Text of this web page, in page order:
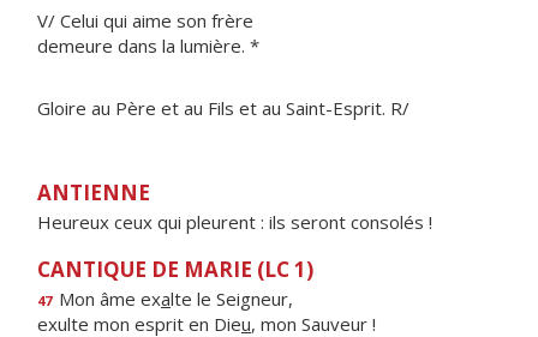
V/ Celui qui aime son frère
demeure dans la lumière. *
Gloire au Père et au Fils et au Saint-Esprit. R/
ANTIENNE
Heureux ceux qui pleurent : ils seront consolés !
CANTIQUE DE MARIE (LC 1)
47 Mon âme exalte le Seigneur,
exulte mon esprit en Dieu, mon Sauveur !